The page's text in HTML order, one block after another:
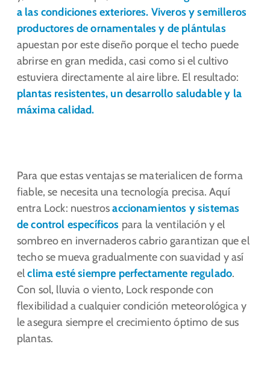
a las condiciones exteriores. Viveros y semilleros
productores de ornamentales y de plántulas
apuestan por este diseño porque el techo puede
abrirse en gran medida, casi como si el cultivo
estuviera directamente al aire libre. El resultado:
plantas resistentes, un desarrollo saludable y la
máxima calidad.
Para que estas ventajas se materialicen de forma
fiable, se necesita una tecnología precisa. Aquí
entra Lock: nuestrosaccionamientos y sistemas
de control específicos para la ventilación y el
sombreo en invernaderos cabrio garantizan que el
techo se mueva gradualmente con suavidad y así
elclima esté siempre perfectamente regulado.
Con sol, lluvia o viento, Lock responde con
flexibilidad a cualquier condición meteorológica y
le asegura siempre el crecimiento óptimo de sus
plantas.